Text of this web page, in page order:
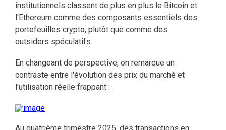
institutionnels classent de plus en plus le Bitcoin et
l'Ethereum comme des composants essentiels des
portefeuilles crypto, plutôt que comme des
outsiders spéculatifs.
En changeant de perspective, on remarque un
contraste entre l'évolution des prix du marché et
l'utilisation réelle frappant :